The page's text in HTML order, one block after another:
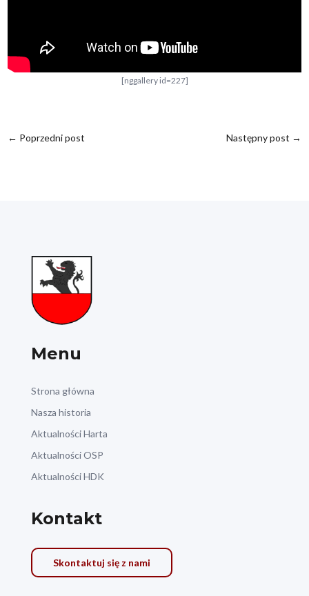
[nggallery id=227]
← Poprzedni post Następny post →
Menu
Strona główna
Nasza historia
Aktualności Harta
Aktualności OSP
Aktualności HDK
Kontakt
Skontaktuj się z nami